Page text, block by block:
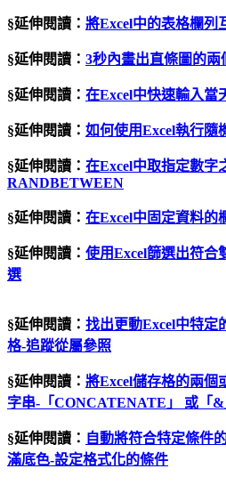
§延伸閱讀： 將Excel中的表格欄列
§延伸閱讀： 3秒內畫出直條圖的兩
§延伸閱讀： 在Excel中快速輸入當
§延伸閱讀： 如何使用Excel執行隨
§延伸閱讀： 在Excel中取指定數字
RANDBETWEEN
§延伸閱讀： 在Excel中固定資料的
§延伸閱讀： 使用Excel篩選出符合
選
§延伸閱讀： 找出更動Excel中特定
格-追蹤從屬參照
§延伸閱讀： 將Excel儲存格的兩個
字串- 「CONCATENATE 」 或「 &
§延伸閱讀： 自動將符合特定條件
滿底色-設定格式化的條件